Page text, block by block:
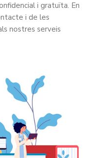
i gratuïta. En
i de les
nostres serveis